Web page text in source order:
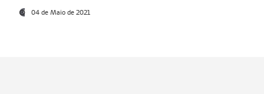
04 de Maio de 2021